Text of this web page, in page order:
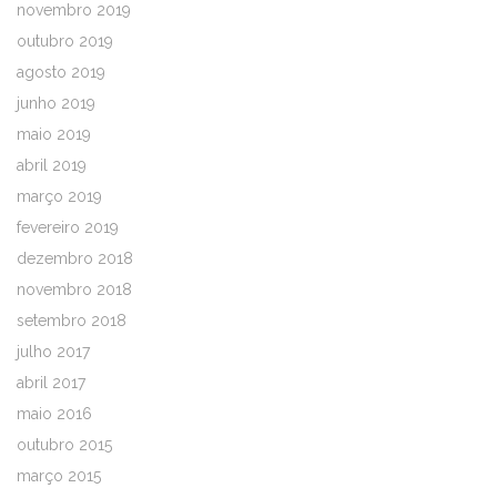
novembro 2019
outubro 2019
agosto 2019
junho 2019
maio 2019
abril 2019
março 2019
fevereiro 2019
dezembro 2018
novembro 2018
setembro 2018
julho 2017
abril 2017
maio 2016
outubro 2015
março 2015